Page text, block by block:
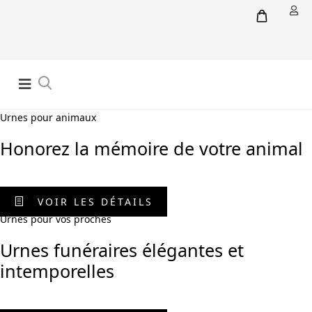
Urnes pour animaux
Honorez la mémoire de votre animal
VOIR LES DÉTAILS
Urnes pour vos proches
Urnes funéraires élégantes et
intemporelles